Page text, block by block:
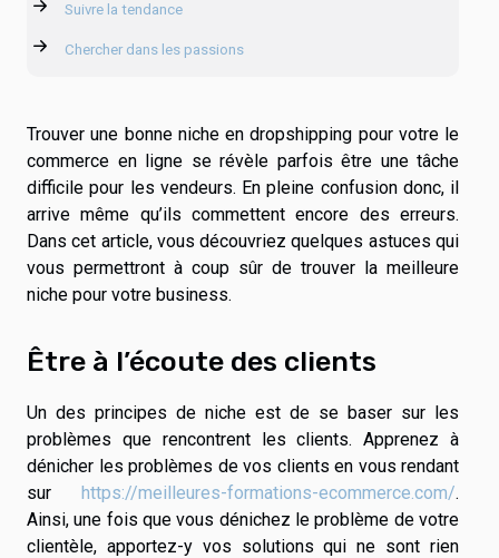
Suivre la tendance
Chercher dans les passions
Trouver une bonne niche en dropshipping pour votre le
commerce en ligne se révèle parfois être une tâche
difficile pour les vendeurs. En pleine confusion donc, il
arrive même qu’ils commettent encore des erreurs.
Dans cet article, vous découvriez quelques astuces qui
vous permettront à coup sûr de trouver la meilleure
niche pour votre business.
Être à l’écoute des clients
Un des principes de niche est de se baser sur les
problèmes que rencontrent les clients. Apprenez à
dénicher les problèmes de vos clients en vous rendant
sur https://meilleures-formations-ecommerce.com/.
Ainsi, une fois que vous dénichez le problème de votre
clientèle, apportez-y vos solutions qui ne sont rien